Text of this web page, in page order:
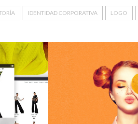
IDENTIDAD CORPORATIVA LOGO